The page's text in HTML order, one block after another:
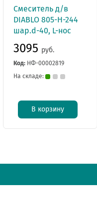
Смеситель д/в
DIABLO 805-Н-244
шар.d-40, L-нос
3095 руб.
Код: НФ-00002819
На складе:
В корзину